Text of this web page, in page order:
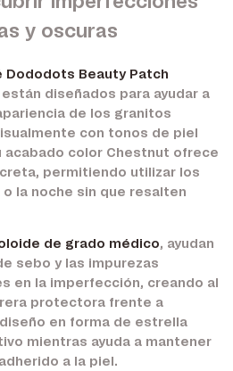
y oscuras
Dododots Beauty Patch
están diseñados para ayudar a
de los granitos
con tonos de piel
acabado color Chestnut ofrece
permitiendo utilizar los
la noche sin que resalten
de grado médico, ayudan
sebo y las impurezas
en la imperfección, creando al
protectora frente a
en forma de estrella
mientras ayuda a mantener
a la piel.